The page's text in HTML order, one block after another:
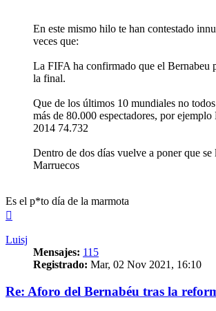
En este mismo hilo te han contestado
veces que:
La FIFA ha confirmado que el Bernabeu
la final.
Que de los últimos 10 mundiales no
más de 80.000 espectadores, por ejemplo
2014 74.732
Dentro de dos días vuelve a poner que se
Marruecos
Es el p*to día de la marmota
Luisj
Mensajes: 115
Registrado: Mar, 02 Nov 2021, 16:10
Re: Aforo del Bernabéu tras la